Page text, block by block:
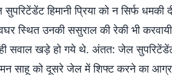
हिमानी प्रिया को न सिर्फ धमकी
स्थित उनकी ससुराल की रेकी भी
ही सवाल खड़े हो गये थे. अंतत: जेल
साहू को दूसरे जेल में शिफ्ट करने का